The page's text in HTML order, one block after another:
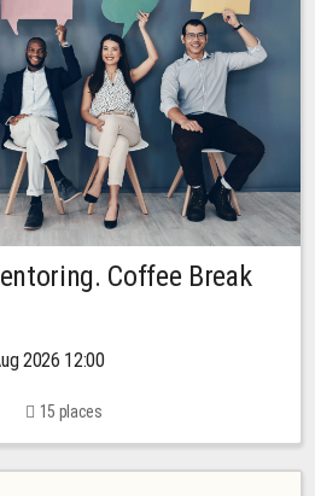
Coffee Break
2026 12:00
15 places